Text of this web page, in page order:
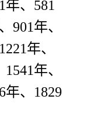
年、581
901年、
年、
年、
、1829